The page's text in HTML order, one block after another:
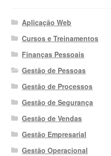
Aplicação Web
Cursos e Treinamentos
Finanças Pessoais
Gestão de Pessoas
Gestão de Processos
Gestão de Segurança
Gestão de Vendas
Gestão Empresarial
Gestão Operacional